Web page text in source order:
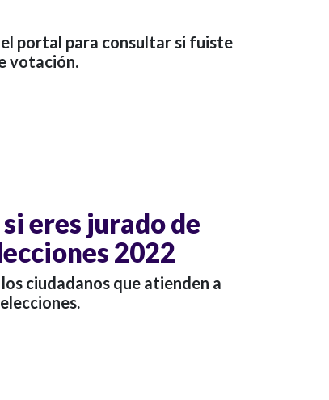
portal para consultar si fuiste
votación.
eres jurado de
2022
ciudadanos que atienden a